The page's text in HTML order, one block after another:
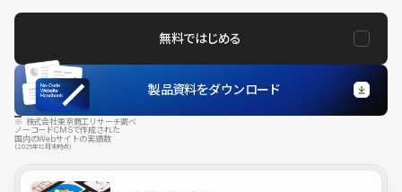
無料ではじめる
製品資料をダウンロード
※ 株式会社東京商工リサーチ調べ
ノーコードCMSで作成された
国内のWebサイトの実績数
（2025年12月末時点）